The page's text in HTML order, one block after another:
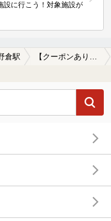
設に行こう！対象施設が
倉駅 【クーポンあり】カップルにおすすめの田野倉駅近くの温泉、日帰り温泉、スーパー銭湯おすすめ